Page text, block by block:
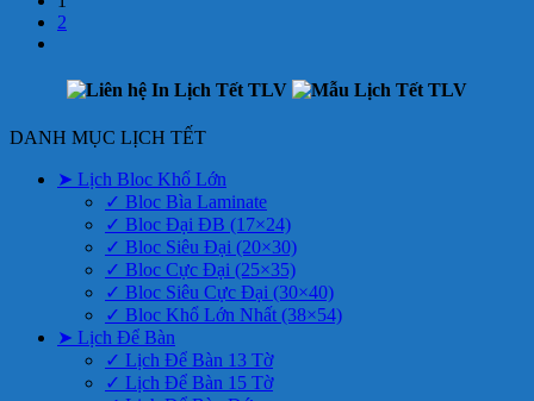
2
DANH MỤC LỊCH TẾT
➤ Lịch Bloc Khổ Lớn
✓ Bloc Bìa Laminate
✓ Bloc Đại ĐB (17×24)
✓ Bloc Siêu Đại (20×30)
✓ Bloc Cực Đại (25×35)
✓ Bloc Siêu Cực Đại (30×40)
✓ Bloc Khổ Lớn Nhất (38×54)
➤ Lịch Để Bàn
✓ Lịch Để Bàn 13 Tờ
✓ Lịch Để Bàn 15 Tờ